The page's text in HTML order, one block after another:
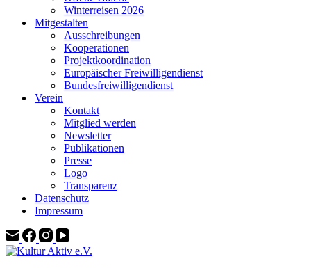
Winterreisen 2026
Mitgestalten
Ausschreibungen
Kooperationen
Projektkoordination
Europäischer Freiwilligendienst
Bundesfreiwilligendienst
Verein
Kontakt
Mitglied werden
Newsletter
Publikationen
Presse
Logo
Transparenz
Datenschutz
Impressum